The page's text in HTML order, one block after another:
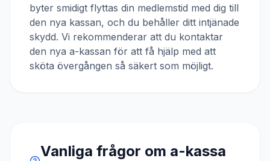
byter smidigt flyttas din medlemstid med dig till
den nya kassan, och du behåller ditt intjänade
skydd. Vi rekommenderar att du kontaktar
den nya a-kassan för att få hjälp med att
sköta övergången så säkert som möjligt.
Vanliga frågor om a-kassa